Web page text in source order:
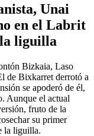
Unai
en el Labrit
liguilla
Bizkaia, Laso
de Bixkarret derrotó a
se apoderó de él,
Aunque el actual
fruto de la
su primer
la liguilla.